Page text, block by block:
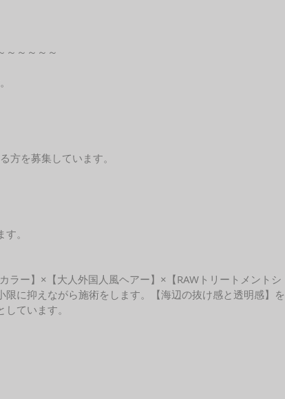
～～～～～
方を募集しています。
。
ラー】×【大人外国人風ヘアー】×【RAWトリートメントシ
限に抑えながら施術をします。【海辺の抜け感と透明感】を
しています。